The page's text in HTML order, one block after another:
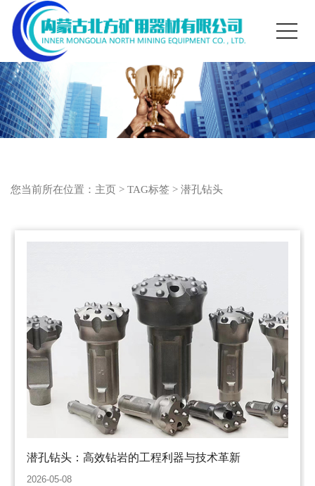
您当前所在位置： 主页 > TAG标签 > 潜孔钻头
潜孔钻头：高效钻岩的工程利器与技术革新
2026-05-08